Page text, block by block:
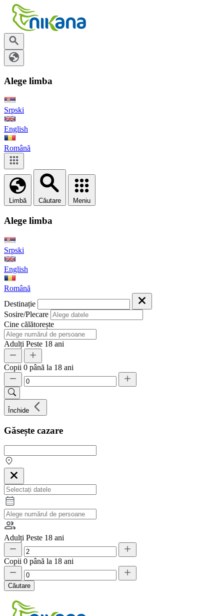
Alege limba
Srpski
English
Română
Limbă Căutare Meniu
Alege limba
Srpski
English
Română
Destinație
Sosire/Plecare
Cine călătorește
Adulți Peste 18 ani
Copii 0 până la 18 ani
Închide
Găsește cazare
Adulți Peste 18 ani
Copii 0 până la 18 ani
Căutare